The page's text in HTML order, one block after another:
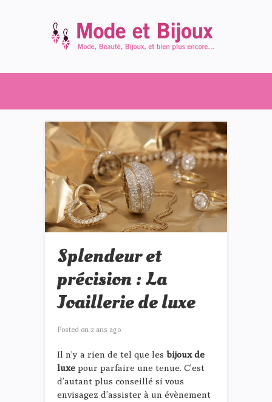
Splendeur et
précision : La
Joaillerie de luxe
Posted on 2 ans ago
Il n’y a rien de tel que les bijoux de
luxe pour parfaire une tenue. C’est
d’autant plus conseillé si vous
envisagez d’assister à un évènement